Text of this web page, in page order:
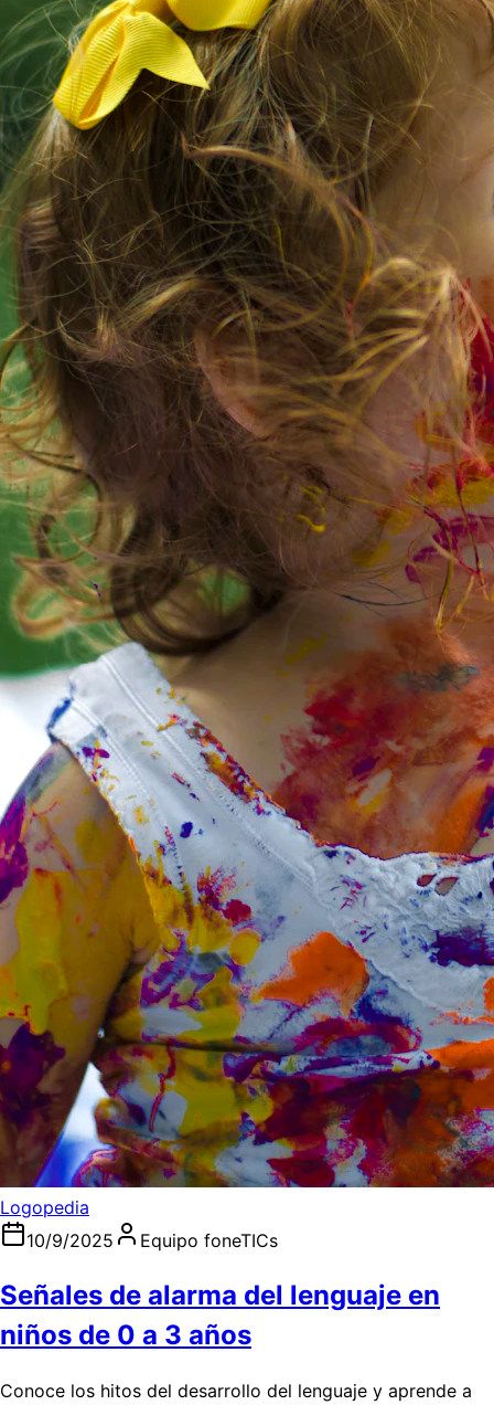
Logopedia
10/9/2025
Equipo foneTICs
Señales de alarma del lenguaje en
niños de 0 a 3 años
Conoce los hitos del desarrollo del lenguaje y aprende a